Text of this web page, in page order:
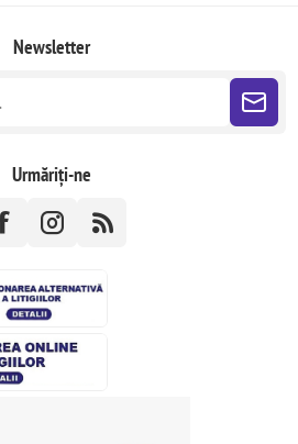
Newsletter
Urmăriți-ne